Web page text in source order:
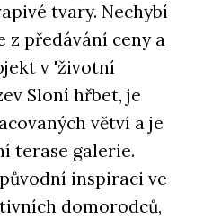
tvary. Nechybí
z předávání ceny a
v 'životní
Sloní hřbet, je
větví a je
terase galerie.
inspiraci ve
domorodců,